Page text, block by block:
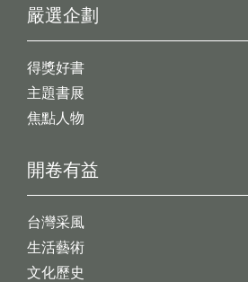
開卷有益
台灣采風
生活藝術
文化歷史
嚴選企劃
得獎好書
主題書展
焦點人物